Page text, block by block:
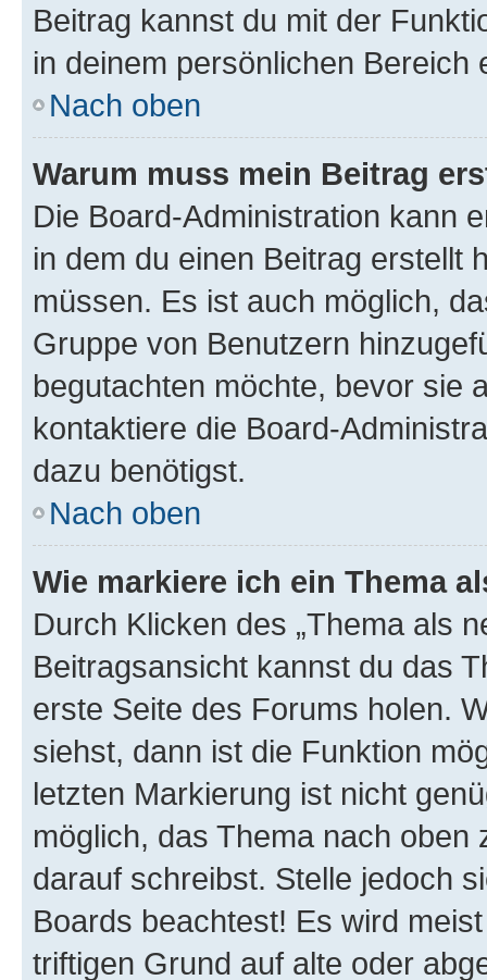
Beitrag kannst du mit der
in deinem persönlichen Bereich
Nach oben
Warum muss mein Beitrag
Die Board-Administration kann
in dem du einen Beitrag erstellt
müssen. Es ist auch möglich,
Gruppe von Benutzern
begutachten möchte, bevor sie
kontaktiere die Board-
dazu benötigst.
Nach oben
Wie markiere ich ein Thema
Durch Klicken des „Thema als
Beitragsansicht kannst du das
erste Seite des Forums holen.
siehst, dann ist die Funktion
letzten Markierung ist nicht
möglich, das Thema nach oben
darauf schreibst. Stelle jedoch
Boards beachtest! Es wird
triftigen Grund auf alte oder